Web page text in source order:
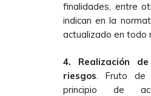
finalidades, entre
indican en la
actualizado en todo
4. Realización
riesgos. Fruto de
principio de